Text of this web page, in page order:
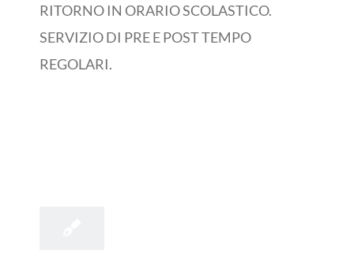
RITORNO IN ORARIO SCOLASTICO.
SERVIZIO DI PRE E POST TEMPO
REGOLARI.